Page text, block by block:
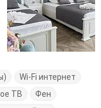
Wi-Fi интернет
ТВ
Фен